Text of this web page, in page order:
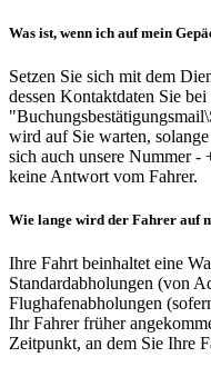
Was ist, wenn ich auf mein
Setzen Sie sich mit dem
dessen Kontaktdaten Sie
wird auf Sie warten,
sich auch unsere Nummer
keine Antwort vom Fahrer.
Wie lange wird der Fahrer auf
Ihre Fahrt beinhaltet eine
Standardabholungen (von
Flughafenabholungen
Ihr Fahrer früher
Zeitpunkt, an dem Sie Ihre